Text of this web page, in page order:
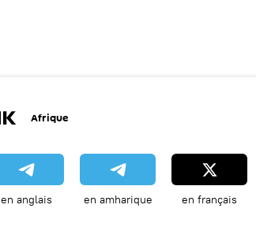
Afrique
en anglais en amharique en français